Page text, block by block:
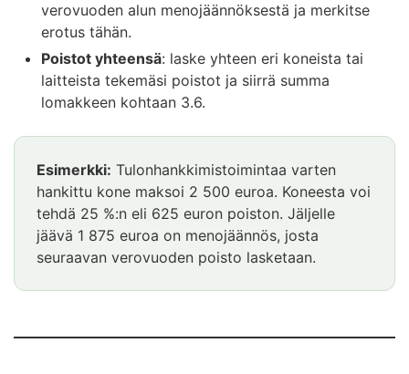
verovuoden alun menojäännöksestä ja merkitse
erotus tähän.
Poistot yhteensä: laske yhteen eri koneista tai
laitteista tekemäsi poistot ja siirrä summa
lomakkeen kohtaan 3.6.
Esimerkki: Tulonhankkimistoimintaa varten
hankittu kone maksoi 2 500 euroa. Koneesta voi
tehdä 25 %:n eli 625 euron poiston. Jäljelle
jäävä 1 875 euroa on menojäännös, josta
seuraavan verovuoden poisto lasketaan.